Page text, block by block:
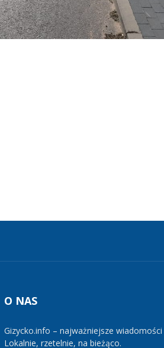
O NAS
Gizycko.info – najważniejsze wiadomości
Lokalnie, rzetelnie, na bieżąco.